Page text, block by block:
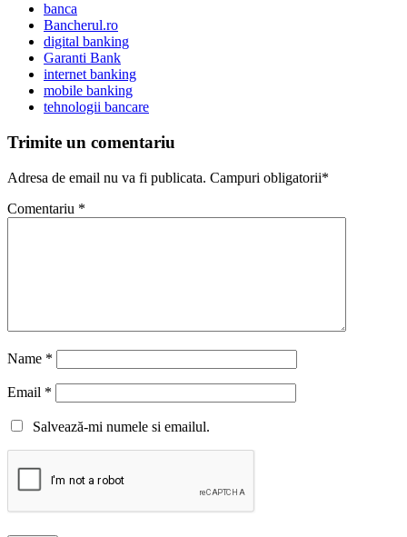
banca
Bancherul.ro
digital banking
Garanti Bank
internet banking
mobile banking
tehnologii bancare
Trimite un comentariu
Adresa de email nu va fi publicata. Campuri obligatorii*
Comentariu *
Name *
Email *
Salvează-mi numele si emailul.